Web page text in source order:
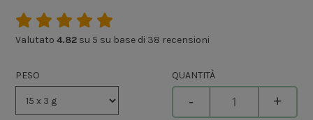
Valutato4.82 su 5 su base di 38 recensioni
PESO QUANTITÀ
- +